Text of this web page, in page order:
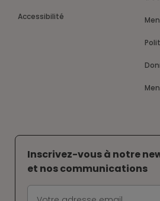
Accessibilité
Inscrivez-vous à notre
et nos communications